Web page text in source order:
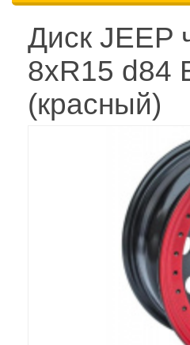
Диск JEEP
8xR15 d84
(красный)